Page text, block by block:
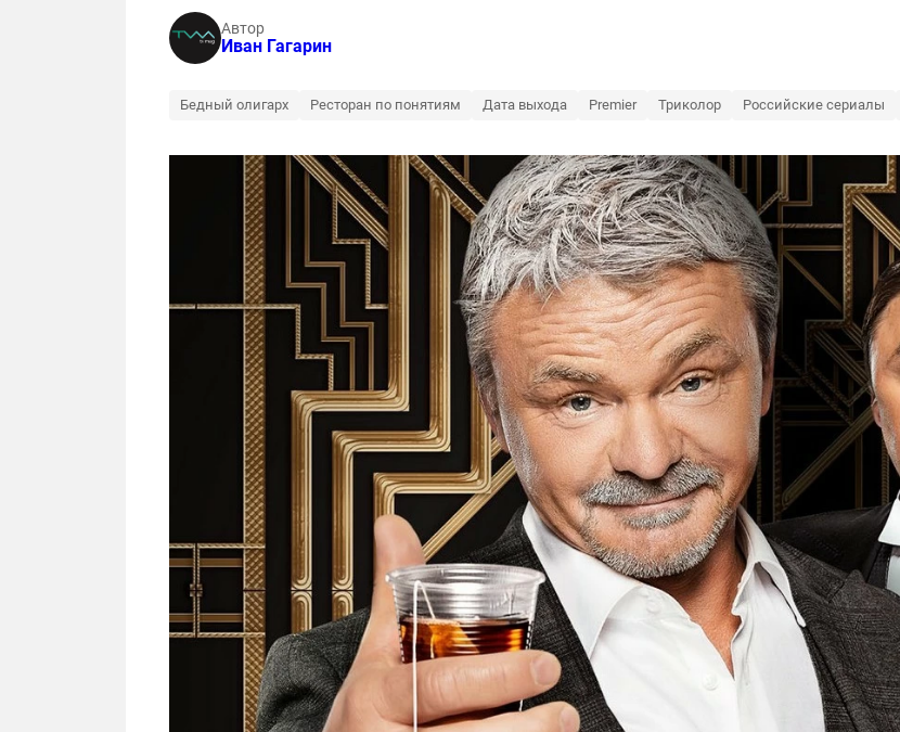
Автор
Иван Гагарин
Бедный олигарх Ресторан по понятиям Дата выхода Premier Триколор Российские сериалы